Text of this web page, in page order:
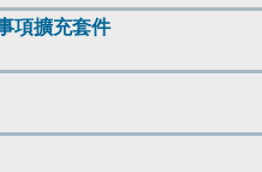
項擴充套件